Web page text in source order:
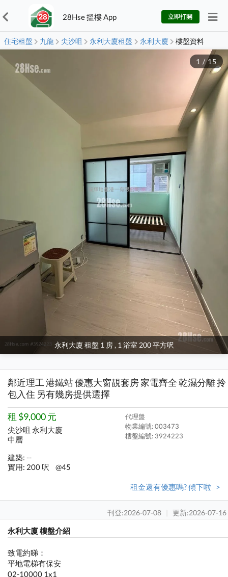
28Hse 搵樓 App 立即打開
住宅租盤 九龍 尖沙咀 永利大廈租盤 永利大廈 樓盤資料
永利大廈 租盤 1 房 , 1 浴室 200 平方呎
1 /15
鄰近理工 港鐵站 優惠大窗靚套房 家電齊全 乾濕分離 拎
包入住 另有幾房提供選擇
租 $9,000 元
尖沙咀 永利大廈
中層
代理盤
物業編號: 003473
樓盤編號: 3924223
建築: --
實用: 200 呎
@45
租金還有優惠嗎? 傾下啦 >
刊登:2026-07-08 | 更新:2026-07-16
永利大廈 樓盤介紹
致電約睇：
平地電梯有保安
02-10000 1x1